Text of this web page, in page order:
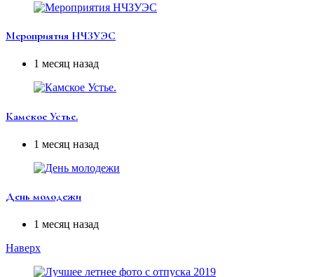
Мероприятия НЧЗУЭС
1 месяц назад
Камское Устье.
1 месяц назад
День молодежи
1 месяц назад
Наверх